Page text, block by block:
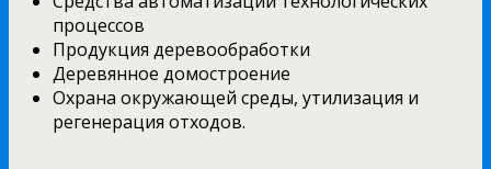
процессов
Продукция деревообработки
Деревянное домостроение
Охрана окружающей среды, утилизация и
регенерация отходов.